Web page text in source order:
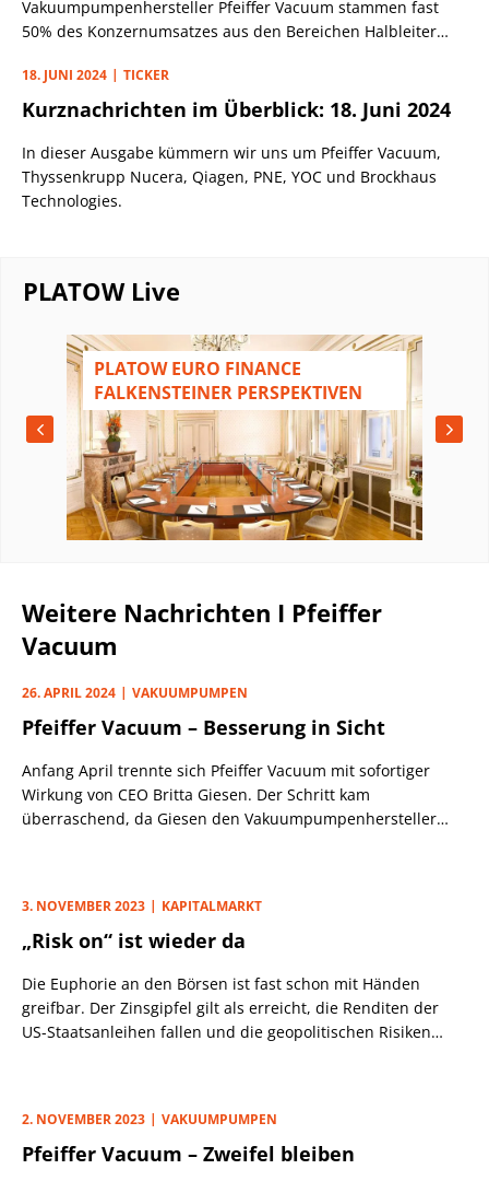
Vakuumpumpenhersteller Pfeiffer Vacuum stammen fast
50% des Konzernumsatzes aus den Bereichen Halbleiter
Aspekte, die für das hessische Unternehmen sprechen.
18. JUNI 2024 TICKER
Kurznachrichten im Überblick: 18. Juni 2024
In dieser Ausgabe kümmern wir uns um Pfeiffer Vacuum,
Thyssenkrupp Nucera, Qiagen, PNE, YOC und Brockhaus
Technologies.
PLATOW Live
PLATOW EURO FINANCE
FALKENSTEINER PERSPEKTIVEN
Weitere Nachrichten I Pfeiffer
Vacuum
26. APRIL 2024 VAKUUMPUMPEN
Pfeiffer Vacuum – Besserung in Sicht
Anfang April trennte sich Pfeiffer Vacuum mit sofortiger
Wirkung von CEO Britta Giesen. Der Schritt kam
überraschend, da Giesen den Vakuumpumpenhersteller
3. NOVEMBER 2023 KAPITALMARKT
„Risk on“ ist wieder da
Die Euphorie an den Börsen ist fast schon mit Händen
greifbar. Der Zinsgipfel gilt als erreicht, die Renditen der
US-Staatsanleihen fallen und die geopolitischen Risiken
2. NOVEMBER 2023 VAKUUMPUMPEN
Pfeiffer Vacuum – Zweifel bleiben